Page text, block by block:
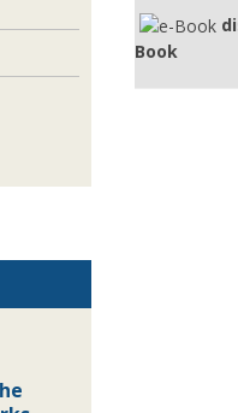
Book